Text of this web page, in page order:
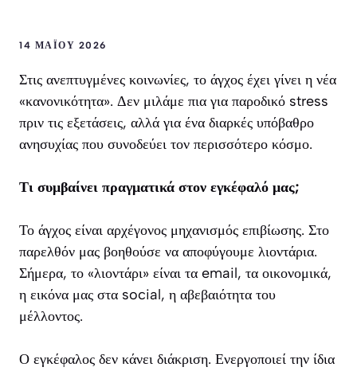
14 ΜΑΪ́ΟΥ 2026
Στις ανεπτυγμένες κοινωνίες, το άγχος έχει γίνει η νέα
«κανονικότητα». Δεν μιλάμε πια για παροδικό stress
πριν τις εξετάσεις, αλλά για ένα διαρκές υπόβαθρο
ανησυχίας που συνοδεύει τον περισσότερο κόσμο.
Τι συμβαίνει πραγματικά στον εγκέφαλό μας;
Το άγχος είναι αρχέγονος μηχανισμός επιβίωσης. Στο
παρελθόν μας βοηθούσε να αποφύγουμε λιοντάρια.
Σήμερα, το «λιοντάρι» είναι τα email, τα οικονομικά,
η εικόνα μας στα social, η αβεβαιότητα του
μέλλοντος.
Ο εγκέφαλος δεν κάνει διάκριση. Ενεργοποιεί την ίδια